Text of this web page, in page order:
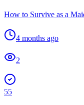
How to Survive as a
4 months ago
2
55